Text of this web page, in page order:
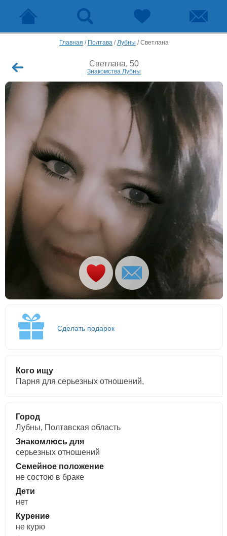
Главная / Полтава /Лубны /Светлана
Светлана, 50
Знакомства Лубны
Сделать подарок
Кого ищу
Парня для серьезных отношений,
Город
Лубны, Полтавская область
Знакомлюсь для
cерьезных отношений
Семейное положение
не состою в браке
Дети
нет
Курение
не курю